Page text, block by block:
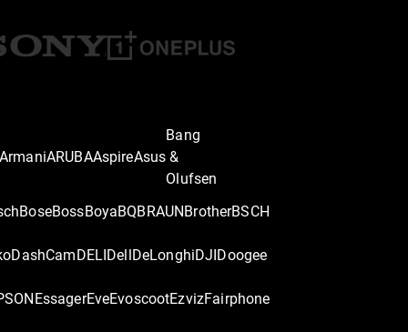
ArmaniARUBAAspireAsus
Bang
&
Olufsen
BoseBossBoyaBQBRAUNBrotherBSCH
DashCamDELIDellDeLonghiDJIDoogee
EssagerEveEvoscootEzvizFairphone